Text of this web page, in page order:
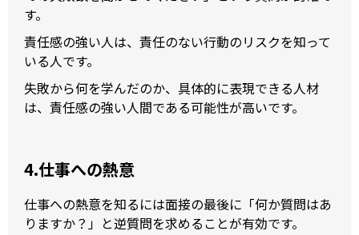
す。
責任感の強い人は、責任のない行動のリスクを知って
いる人です。
失敗から何を学んだのか、具体的に表現できる人材
は、責任感の強い人間である可能性が高いです。
4.仕事への熱意
仕事への熱意を知るには面接の最後に「何か質問はあ
りますか？」と逆質問を求めることが有効です。